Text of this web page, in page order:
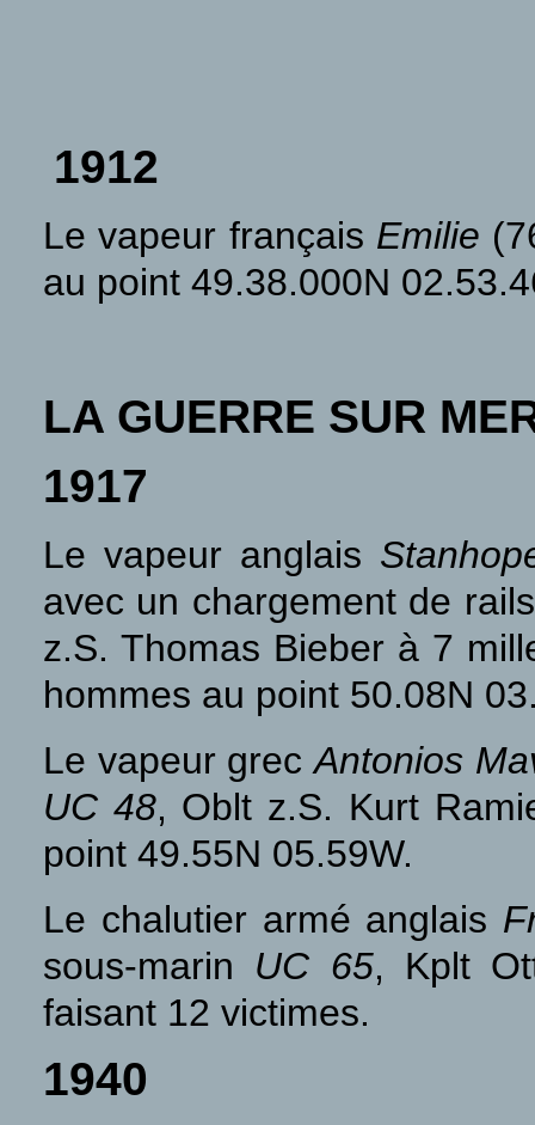
1912
Le vapeur français Emilie
au point 49.38.000N
LA GUERRE SUR
1917
Le vapeur anglais
avec un chargement de
z.S. Thomas Bieber à 7
hommes au point 50.08N
Le vapeur grecAntonios
UC 48, Oblt z.S. Kurt
point 49.55N 05.59W.
Le chalutier armé anglais
sous-marin UC 65, Kplt
faisant 12 victimes.
1940